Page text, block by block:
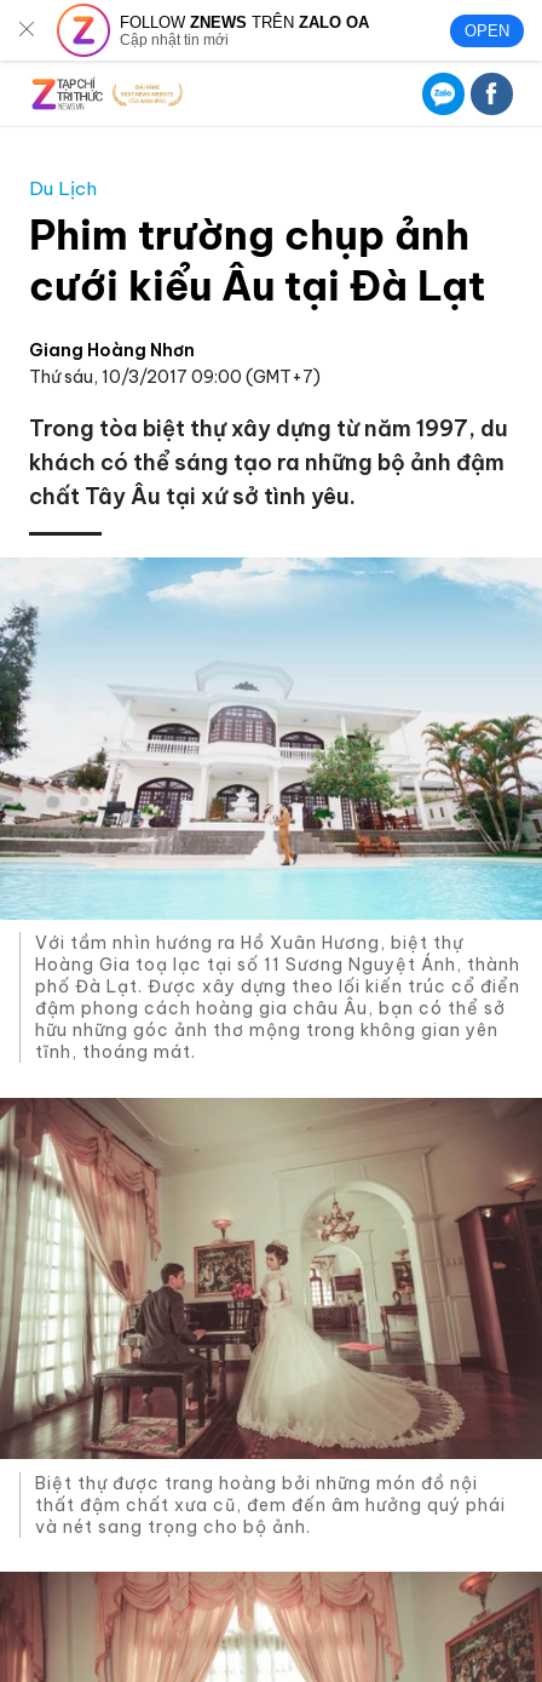
FOLLOWZNEWS TRÊNZALO OA
Cập nhật tin mới OPEN
Du Lịch
Phim trường chụp ảnh
cưới kiểu Âu tại Đà Lạt
Giang Hoàng Nhơn
Thứ sáu, 10/3/2017 09:00 (GMT+7)
Trong tòa biệt thự xây dựng từ năm 1997, du
khách có thể sáng tạo ra những bộ ảnh đậm
chất Tây Âu tại xứ sở tình yêu.
Với tầm nhìn hướng ra Hồ Xuân Hương, biệt thự
Hoàng Gia toạ lạc tại số 11 Sương Nguyệt Ánh, thành
phố Đà Lạt. Được xây dựng theo lối kiến trúc cổ điển
đậm phong cách hoàng gia châu Âu, bạn có thể sở
hữu những góc ảnh thơ mộng trong không gian yên
tĩnh, thoáng mát.
Biệt thự được trang hoàng bởi những món đồ nội
thất đậm chất xưa cũ, đem đến âm hưởng quý phái
và nét sang trọng cho bộ ảnh.